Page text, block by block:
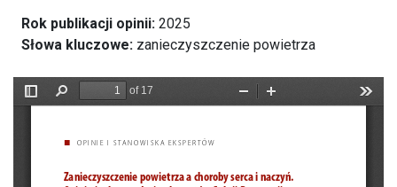
Rok publikacji opinii: 2025
Słowa kluczowe: zanieczyszczenie powietrza